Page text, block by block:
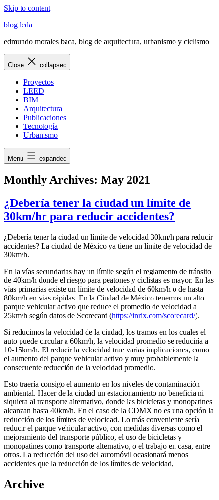
Skip to content
blog lcda
edmundo morales baca, blog de arquitectura, urbanismo y ciclismo
Close collapsed
Proyectos
LEED
BIM
Arquitectura
Publicaciones
Tecnología
Urbanismo
Menu expanded
Monthly Archives: May 2021
¿Debería tener la ciudad un límite de
30km/hr para reducir accidentes?
¿Debería tener la ciudad un límite de velocidad 30km/h para reducir
accidentes? La ciudad de México ya tiene un límite de velocidad de
30km/h.
En la vías secundarias hay un límite según el reglamento de tránsito
de 40km/h donde el riesgo para peatones y ciclistas es mayor. En las
vías primarias existe un límite de velocidad de 60km/h o de hasta
80km/h en vías rápidas. En la Ciudad de México tenemos un alto
parque vehicular activo que reduce el promedio de velocidad a
25km/h según datos de Scorecard (https://inrix.com/scorecard/).
Si reducimos la velocidad de la ciudad, los tramos en los cuales el
auto puede circular a 60km/h, la velocidad promedio se reduciría a
10-15km/h. El reducir la velocidad trae varias implicaciones, como
el aumento del parque vehicular activo y muy probablemente la
consecuente reducción de la velocidad promedio.
Esto traería consigo el aumento en los niveles de contaminación
ambiental. Hacer de la ciudad un estacionamiento no beneficia ni
siquiera al transporte alternativo, donde las bicicletas y monopatines
alcanzan hasta 40km/h. En el caso de la CDMX no es una opción la
reducción de los límites de velocidad. Lo más conveniente sería
reducir el parque vehicular activo, con medidas diversas como el
mejoramiento del transporte público, el uso de bicicletas y
monopatines como transporte alternativo, o el trabajo en casa, entre
otros. La reducción del uso del automóvil ocasionará menos
accidentes que la reducción de los límites de velocidad,
Archive